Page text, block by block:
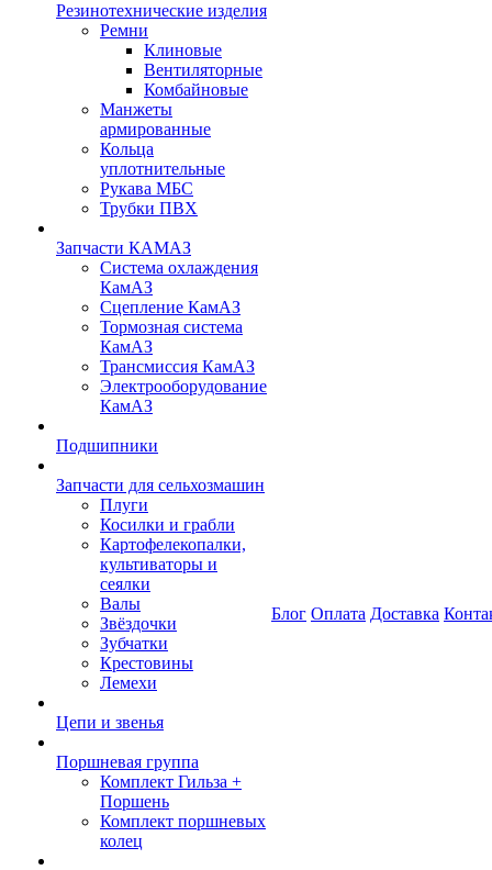
Резинотехнические изделия
Ремни
Клиновые
Вентиляторные
Комбайновые
Манжеты
армированные
Кольца
уплотнительные
Рукава МБС
Трубки ПВХ
Запчасти КАМАЗ
Система охлаждения
КамАЗ
Сцепление КамАЗ
Тормозная система
КамАЗ
Трансмиссия КамАЗ
Электрооборудование
КамАЗ
Подшипники
Запчасти для сельхозмашин
Плуги
Косилки и грабли
Картофелекопалки,
культиваторы и
сеялки
Валы
Звёздочки
Зубчатки
Крестовины
Лемехи
Цепи и звенья
Поршневая группа
Комплект Гильза +
Поршень
Комплект поршневых
колец
Блог Оплата Доставка